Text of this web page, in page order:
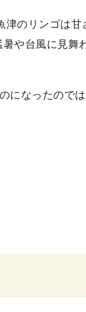
のリンゴは甘
暑や台風に見舞
になったので